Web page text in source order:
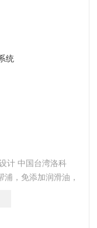
计 中国台湾洛科
，免添加润滑油，
溢保护装置，且在
型滤片，此两保护